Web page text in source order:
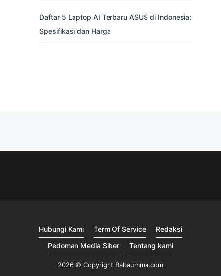
Daftar 5 Laptop AI Terbaru ASUS di Indonesia:
Spesifikasi dan Harga
Hubungi Kami Term Of Service
Redaksi
Pedoman Media Siber
Tentang kami
2026 © Copyright Babaumma.com